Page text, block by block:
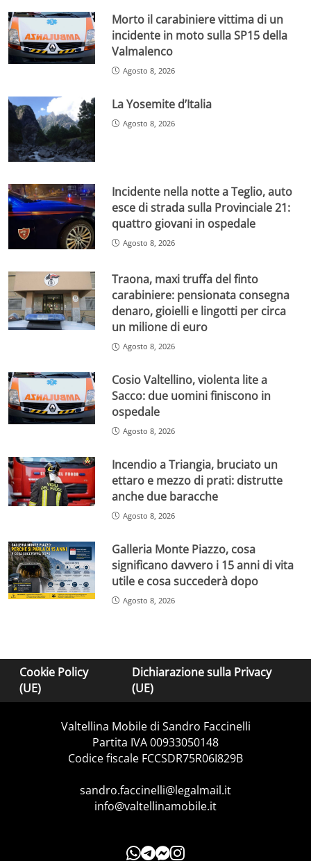
Morto il carabiniere vittima di un
incidente in moto sulla SP15 della
Valmalenco
Agosto 8, 2026
La Yosemite d’Italia
Agosto 8, 2026
Incidente nella notte a Teglio, auto
esce di strada sulla Provinciale 21:
quattro giovani in ospedale
Agosto 8, 2026
Traona, maxi truffa del finto
carabiniere: pensionata consegna
denaro, gioielli e lingotti per circa
un milione di euro
Agosto 8, 2026
Cosio Valtellino, violenta lite a
Sacco: due uomini finiscono in
ospedale
Agosto 8, 2026
Incendio a Triangia, bruciato un
ettaro e mezzo di prati: distrutte
anche due baracche
Agosto 8, 2026
Galleria Monte Piazzo, cosa
significano davvero i 15 anni di vita
utile e cosa succederà dopo
Agosto 8, 2026
Cookie Policy
(UE)
Dichiarazione sulla Privacy
(UE)
Valtellina Mobile di Sandro Faccinelli
Partita IVA 00933050148
Codice fiscale FCCSDR75R06I829B
sandro.faccinelli@legalmail.it
info@valtellinamobile.it